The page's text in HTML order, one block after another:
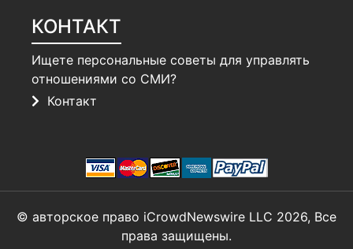
КОНТАКТ
Ищете персональные советы для управлять
отношениями со СМИ?
Контакт
© авторское право iCrowdNewswire LLC 2026, Все
права защищены.